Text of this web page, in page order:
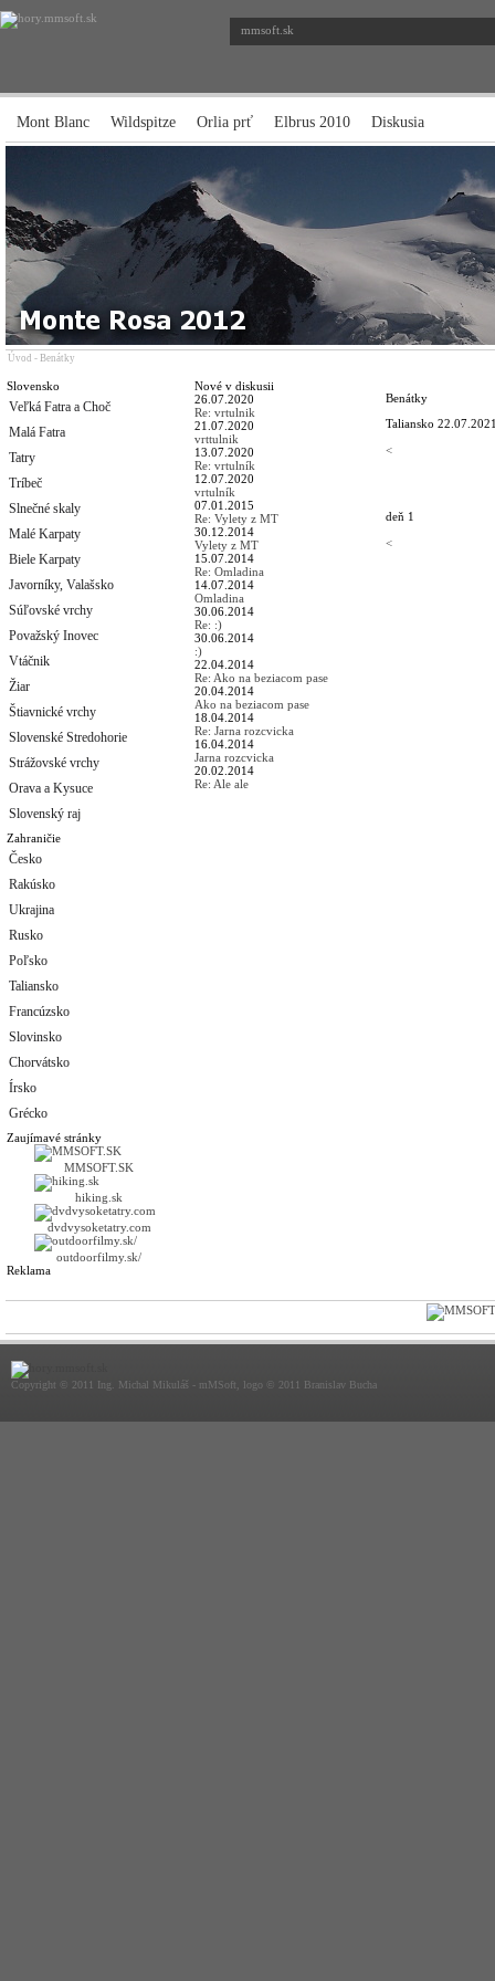
mmsoft.sk
Mont Blanc Wildspitze Orlia prť Elbrus 2010 Diskusia
Úvod - Benátky
Slovensko
Veľká Fatra a Choč
Malá Fatra
Tatry
Tríbeč
Slnečné skaly
Malé Karpaty
Biele Karpaty
Javorníky, Valašsko
Súľovské vrchy
Považský Inovec
Vtáčnik
Žiar
Štiavnické vrchy
Slovenské Stredohorie
Strážovské vrchy
Orava a Kysuce
Slovenský raj
Zahraničie
Česko
Rakúsko
Ukrajina
Rusko
Poľsko
Taliansko
Francúzsko
Slovinsko
Chorvátsko
Írsko
Grécko
Zaujímavé stránky
MMSOFT.SK
hiking.sk
dvdvysoketatry.com
outdoorfilmy.sk/
Reklama
Nové v diskusii
26.07.2020
Re: vrtulnik
21.07.2020
vrttulnik
13.07.2020
Re: vrtulník
12.07.2020
vrtulník
07.01.2015
Re: Vylety z MT
30.12.2014
Vylety z MT
15.07.2014
Re: Omladina
14.07.2014
Omladina
30.06.2014
Re: :)
30.06.2014
:)
22.04.2014
Re: Ako na beziacom pase
20.04.2014
Ako na beziacom pase
18.04.2014
Re: Jarna rozcvicka
16.04.2014
Jarna rozcvicka
20.02.2014
Re: Ale ale
Benátky
Taliansko
<
deň 1
<
Copyright © 2011 Ing. Michal Mikuláš - mMSoft, logo © 2011 Branislav Bucha